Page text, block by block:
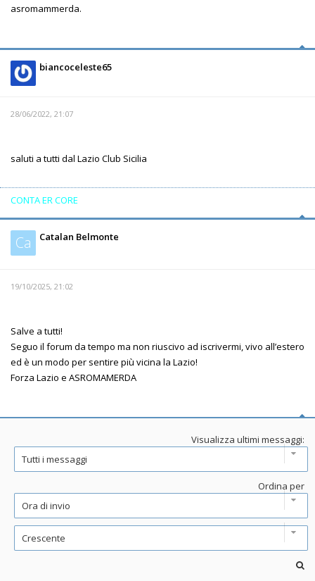
asromammerda.
biancoceleste65
28/06/2022, 21:07
saluti a tutti dal Lazio Club Sicilia
CONTA ER CORE
Ca Catalan Belmonte
19/10/2025, 21:02
Salve a tutti!
Seguo il forum da tempo ma non riuscivo ad iscrivermi, vivo all’estero
ed è un modo per sentire più vicina la Lazio!
Forza Lazio e ASROMAMERDA
Visualizza ultimi messaggi:
Ordina per